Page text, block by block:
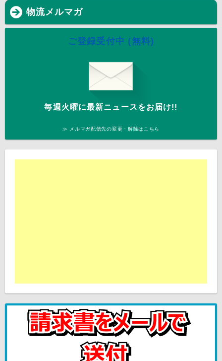
物流メルマガ
ご登録受付中 (無料)
毎週火曜に最新ニュースをお届け!!
≫ メルマガ配信先の変更・解除はこちら